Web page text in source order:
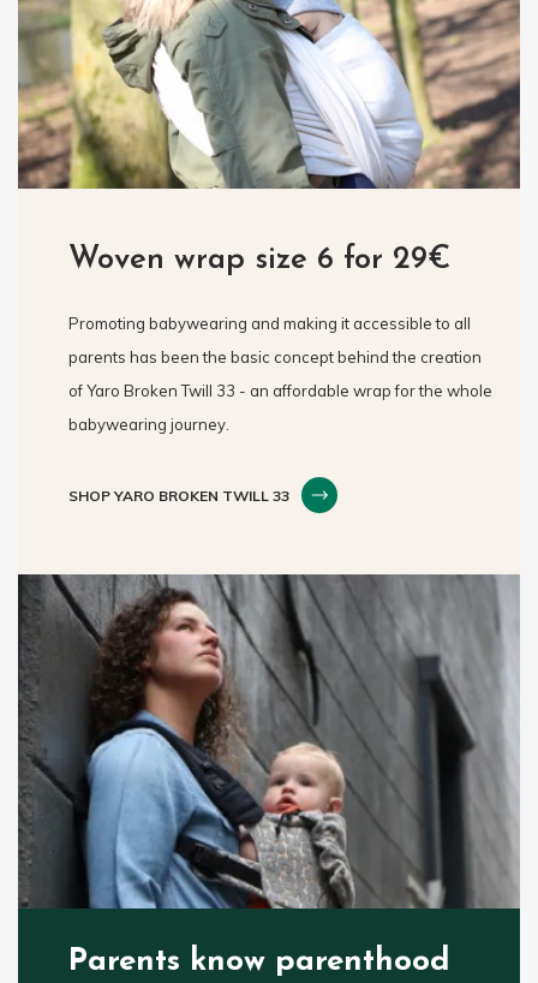
Woven wrap size 6 for 29€
Promoting babywearing and making it accessible to all
parents has been the basic concept behind the creation
of Yaro Broken Twill 33 - an affordable wrap for the whole
babywearing journey.
SHOP YARO BROKEN TWILL 33
Parents know parenthood